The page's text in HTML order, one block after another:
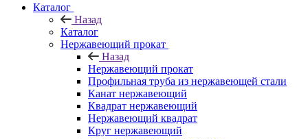
Каталог
Назад
Каталог
Нержавеющий прокат
Назад
Нержавеющий прокат
Профильная труба из нержавеющей стали
Канат нержавеющий
Квадрат нержавеющий
Нержавеющий квадрат
Круг нержавеющий